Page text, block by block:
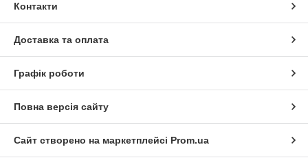
Контакти
Доставка та оплата
Графік роботи
Повна версія сайту
Сайт створено на маркетплейсі Prom.ua